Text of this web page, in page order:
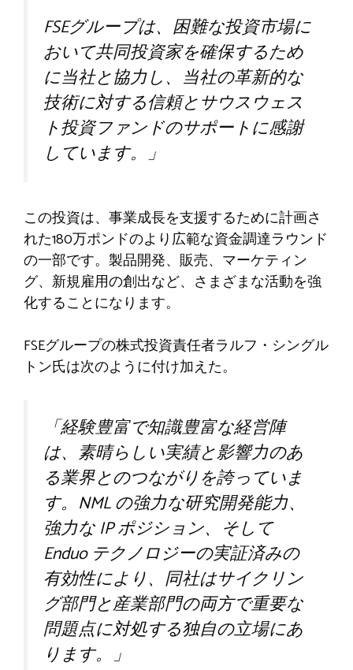
FSEグループは、困難な投資市場に
おいて共同投資家を確保するため
に当社と協力し、当社の革新的な
技術に対する信頼とサウスウェス
ト投資ファンドのサポートに感謝
しています。」
この投資は、事業成長を支援するために計画さ
れた180万ポンドのより広範な資金調達ラウンド
の一部です。製品開発、販売、マーケティン
グ、新規雇用の創出など、さまざまな活動を強
化することになります。
FSEグループの株式投資責任者ラルフ・シングル
トン氏は次のように付け加えた。
「経験豊富で知識豊富な経営陣
は、素晴らしい実績と影響力のあ
る業界とのつながりを誇っていま
す。NML の強力な研究開発能力、
強力な IP ポジション、そして
Enduo テクノロジーの実証済みの
有効性により、同社はサイクリン
グ部門と産業部門の両方で重要な
問題点に対処する独自の立場にあ
ります。」